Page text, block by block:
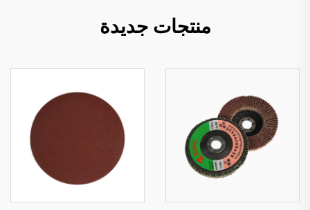
منتجات جديدة